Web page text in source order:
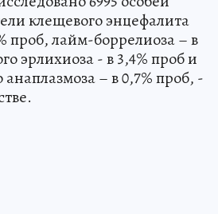
клещевого энцефалита
проб, лайм-боррелиоза – в
эрлихиоза - в 3,4% проб и
– в 0,7% проб, -